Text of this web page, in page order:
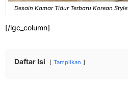
Desain Kamar Tidur Terbaru Korean
[/lgc_column]
Daftar Isi Tampilkan